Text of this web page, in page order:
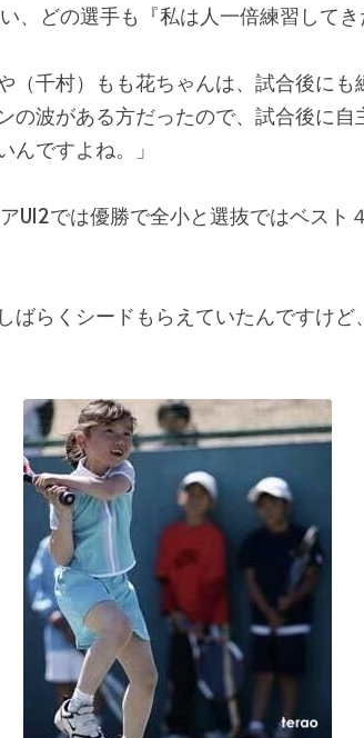
、どの選手も『私は人一倍練習して
（千村）もも花ちゃんは、試合後に
の波がある方だったので、試合後に自
んですよね。」
U12では優勝で全小と選抜ではベスト
ばらくシードもらえていたんですけ